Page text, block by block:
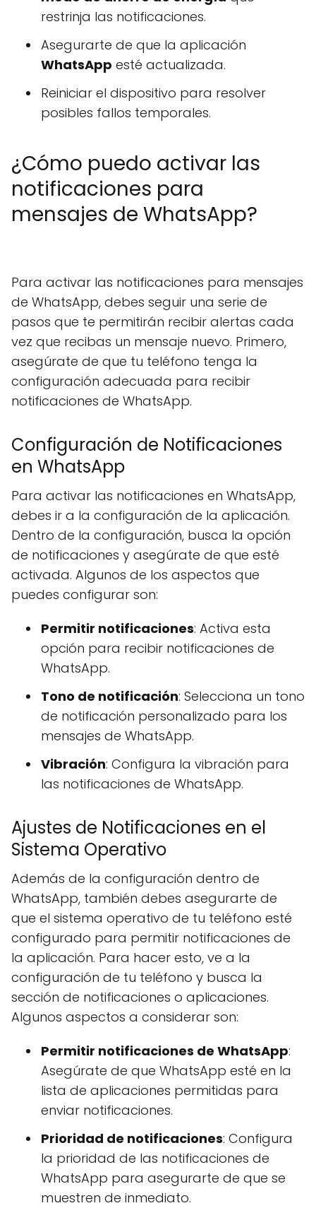
restrinja las notificaciones.
Asegurarte de que la aplicación
WhatsApp esté actualizada.
Reiniciar el dispositivo para resolver
posibles fallos temporales.
¿Cómo puedo activar las
notificaciones para
mensajes de WhatsApp?
Para activar las notificaciones para mensajes
de WhatsApp, debes seguir una serie de
pasos que te permitirán recibir alertas cada
vez que recibas un mensaje nuevo. Primero,
asegúrate de que tu teléfono tenga la
configuración adecuada para recibir
notificaciones de WhatsApp.
Configuración de Notificaciones
en WhatsApp
Para activar las notificaciones en WhatsApp,
debes ir a la configuración de la aplicación.
Dentro de la configuración, busca la opción
de notificaciones y asegúrate de que esté
activada. Algunos de los aspectos que
puedes configurar son:
Permitir notificaciones: Activa esta
opción para recibir notificaciones de
WhatsApp.
Tono de notificación: Selecciona un tono
de notificación personalizado para los
mensajes de WhatsApp.
Vibración: Configura la vibración para
las notificaciones de WhatsApp.
Ajustes de Notificaciones en el
Sistema Operativo
Además de la configuración dentro de
WhatsApp, también debes asegurarte de
que el sistema operativo de tu teléfono esté
configurado para permitir notificaciones de
la aplicación. Para hacer esto, ve a la
configuración de tu teléfono y busca la
sección de notificaciones o aplicaciones.
Algunos aspectos a considerar son:
Permitir notificaciones de WhatsApp:
Asegúrate de que WhatsApp esté en la
lista de aplicaciones permitidas para
enviar notificaciones.
Prioridad de notificaciones: Configura
la prioridad de las notificaciones de
WhatsApp para asegurarte de que se
muestren de inmediato.